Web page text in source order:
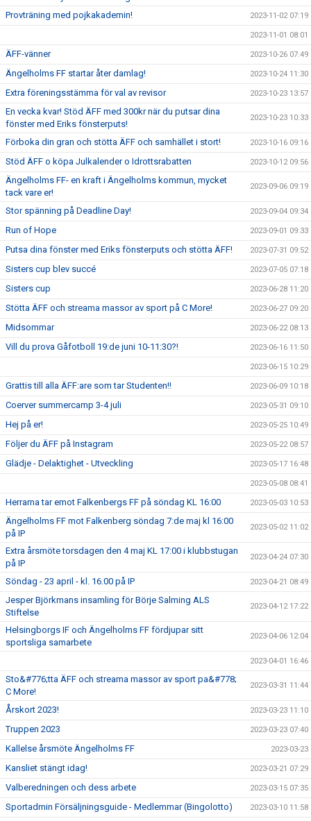
Provträning med pojkakademin!
2023-11-02 07:19
2023-11-01 08:01
ÄFF-vänner 2023-10-26 07:49
Ängelholms FF startar åter damlag! 2023-10-24 11:30
Extra föreningsstämma för val av revisor 2023-10-23 13:57
En vecka kvar! Stöd ÄFF med 300kr när du putsar dina
fönster med Eriks fönsterputs!
2023-10-23 10:33
Förboka din gran och stötta ÄFF och samhället i stort! 2023-10-16 09:16
Stöd ÄFF o köpa Julkalender o Idrottsrabatten 2023-10-12 09:56
Ängelholms FF- en kraft i Ängelholms kommun, mycket
tack vare er!
2023-09-06 09:19
Stor spänning på Deadline Day! 2023-09-04 09:34
Run of Hope 2023-09-01 09:33
Putsa dina fönster med Eriks fönsterputs och stötta ÄFF! 2023-07-31 09:52
Sisters cup blev succé 2023-07-05 07:18
Sisters cup 2023-06-28 11:20
Stötta ÄFF och streama massor av sport på C More! 2023-06-27 09:20
Midsommar 2023-06-22 08:13
Vill du prova Gåfotboll 19:de juni 10-11:30?! 2023-06-16 11:50
2023-06-15 10:29
Grattis till alla ÄFF:are som tar Studenten!! 2023-06-09 10:18
Coerver summercamp 3-4 juli 2023-05-31 09:10
Hej på er! 2023-05-25 10:49
Följer du ÄFF på Instagram 2023-05-22 08:57
Glädje - Delaktighet - Utveckling 2023-05-17 16:48
2023-05-08 08:41
Herrarna tar emot Falkenbergs FF på söndag KL 16:00 2023-05-03 10:53
Ängelholms FF mot Falkenberg söndag 7:de maj kl 16:00
på IP
2023-05-02 11:02
Extra årsmöte torsdagen den 4 maj KL 17:00 i klubbstugan
på IP
2023-04-24 07:30
Söndag - 23 april - kl. 16.00 på IP 2023-04-21 08:49
Jesper Björkmans insamling för Börje Salming ALS
Stiftelse
2023-04-12 17:22
Helsingborgs IF och Ängelholms FF fördjupar sitt
sportsliga samarbete
2023-04-06 12:04
2023-04-01 16:46
Sto&#776;tta ÄFF och streama massor av sport pa&#778;
C More!
2023-03-31 11:44
Årskort 2023! 2023-03-23 11:10
Truppen 2023 2023-03-23 07:40
Kallelse årsmöte Ängelholms FF 2023-03-23
Kansliet stängt idag! 2023-03-21 07:29
Valberedningen och dess arbete 2023-03-15 07:35
Sportadmin Försäljningsguide - Medlemmar (Bingolotto) 2023-03-10 11:58